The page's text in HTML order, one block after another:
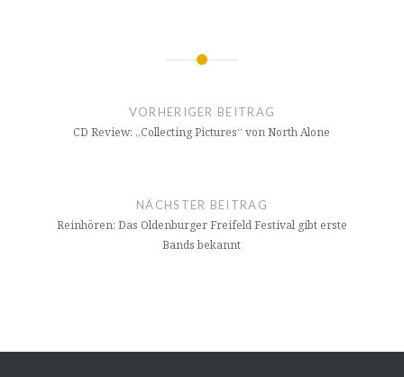
NavigationVORHERIGER BEITRAG
CD Review: „Collecting Pictures“ von North Alone
NÄCHSTER BEITRAG
Reinhören: Das Oldenburger Freifeld Festival gibt erste
Bands bekannt